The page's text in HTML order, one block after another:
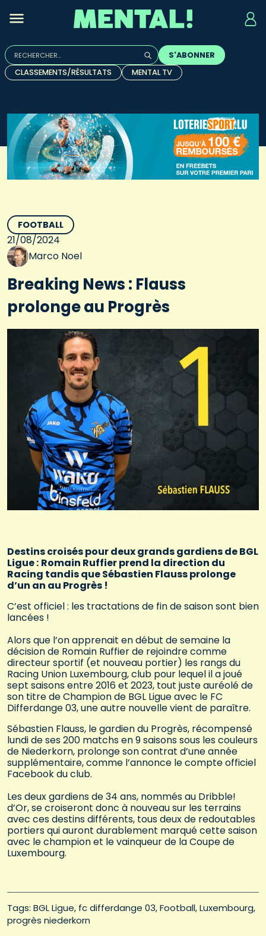
Rechercher :
Quand les résultats de l'auto-complétion sont
S'ABONNER
CLASSEMENTS/RÉSULTATS
MENTAL TV
FOOTBALL
21/08/2024
Marco Noel
Breaking News : Flauss
prolonge au Progrès
Destins croisés pour deux grands gardiens de BGL
Ligue : Romain Ruffier prend la direction du
Racing tandis que Sébastien Flauss prolonge
d’un an au Progrès !
C’est officiel : les tractations de fin de saison sont bien
lancées !
Alors que l’on apprenait en début de semaine la
décision de Romain Ruffier de rejoindre comme
directeur sportif (et nouveau portier) les rangs du
Racing Union Luxembourg, club pour lequel il a joué
sept saisons entre 2016 et 2023, tout juste auréolé de
son titre de Champion de BGL Ligue avec le FC
Differdange 03, une autre nouvelle vient de paraître.
Sébastien Flauss, le gardien du Progrès, récompensé
lundi de ses 200 matchs en 9 saisons sous les couleurs
de Niederkorn, prolonge son contrat d’une année
supplémentaire, comme l’annonce le compte officiel
Facebook du club.
Les deux gardiens de 34 ans, nommés au Dribble!
d’Or, se croiseront donc à nouveau sur les terrains
avec ces destins différents, tous deux de redoutables
portiers qui auront durablement marqué cette saison
avec le champion et le vainqueur de la Coupe de
Luxembourg.
Tags: BGL Ligue fc differdange 03 Football Luxembourg
progrès niederkorn